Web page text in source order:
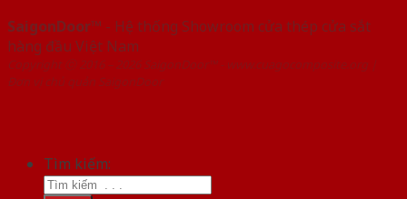
SaigonDoor™ - Hệ thống Showroom cửa thép cửa sắt
hàng đầu Việt Nam
Copyright ⓒ 2016 – 2026 SaigonDoor™ - www.cuagocomposite.org |
Đơn vị chủ quản SaigonDoor
Tìm kiếm: